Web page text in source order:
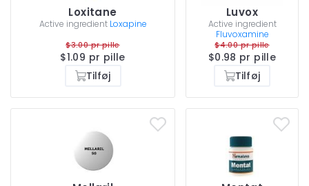
Loxitane
Active ingredient Loxapine
$3.00 pr pille
$1.09 pr pille
Tilføj
Luvox
Active ingredient
Fluvoxamine
$4.00 pr pille
$0.98 pr pille
Tilføj